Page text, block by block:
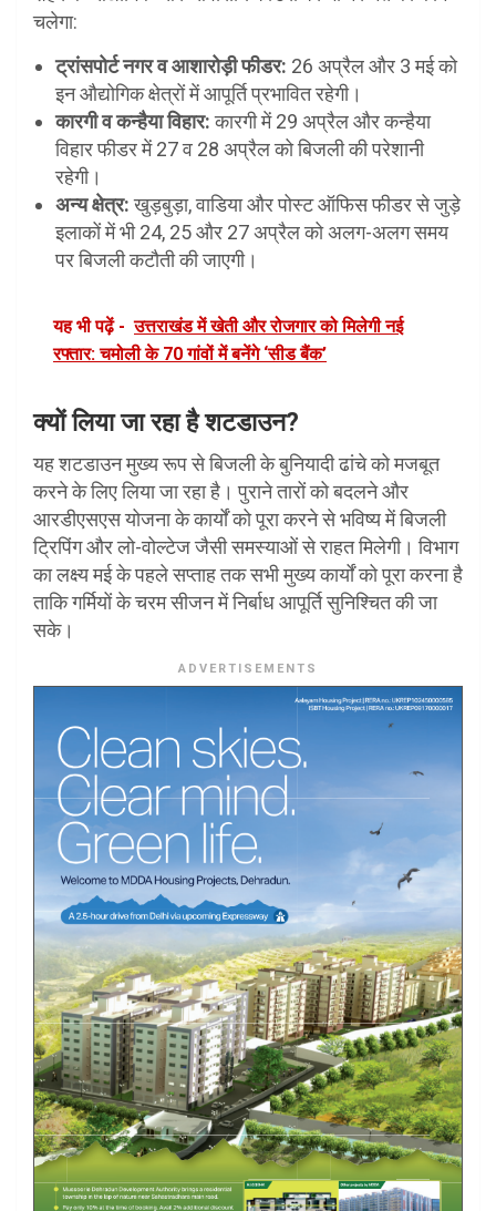
चलेगा:
ट्रांसपोर्ट नगर व आशारोड़ी फीडर: 26 अप्रैल और 3 मई को
इन औद्योगिक क्षेत्रों में आपूर्ति प्रभावित रहेगी।
कारगी व कन्हैया विहार:कारगी में 29 अप्रैल और कन्हैया
विहार फीडर में 27 व 28 अप्रैल को बिजली की परेशानी
रहेगी।
अन्य क्षेत्र:खुड़बुड़ा, वाडिया और पोस्ट ऑफिस फीडर से जुड़े
इलाकों में भी 24, 25 और 27 अप्रैल को अलग-अलग समय
पर बिजली कटौती की जाएगी।
यह भी पढ़ें - उत्तराखंड में खेती और रोजगार को मिलेगी नई
रफ्तार: चमोली के 70 गांवों में बनेंगे ‘सीड बैंक’
क्यों लिया जा रहा है शटडाउन?
यह शटडाउन मुख्य रूप से बिजली के बुनियादी ढांचे को मजबूत
करने के लिए लिया जा रहा है। पुराने तारों को बदलने और
आरडीएसएस योजना के कार्यों को पूरा करने से भविष्य में बिजली
ट्रिपिंग और लो-वोल्टेज जैसी समस्याओं से राहत मिलेगी। विभाग
का लक्ष्य मई के पहले सप्ताह तक सभी मुख्य कार्यों को पूरा करना है
ताकि गर्मियों के चरम सीजन में निर्बाध आपूर्ति सुनिश्चित की जा
सके।
ADVERTISEMENTS